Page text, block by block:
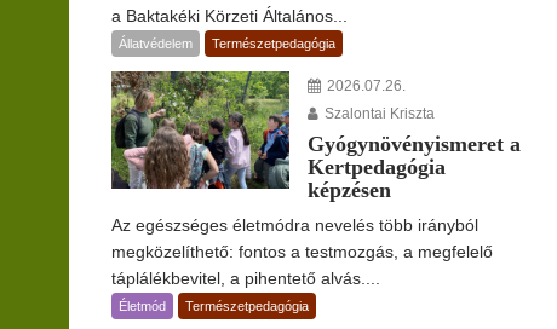
a Baktakéki Körzeti Általános...
Állatvédelem Természetpedagógia
2026.07.26.
Szalontai Kriszta
Gyógynövényismeret a
Kertpedagógia
képzésen
Az egészséges életmódra nevelés több irányból
megközelíthető: fontos a testmozgás, a megfelelő
táplálékbevitel, a pihentető alvás....
Életmód Természetpedagógia